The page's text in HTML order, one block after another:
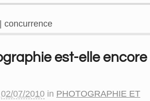
concurrence
est-elle encore
02/07/2010 in PHOTOGRAPHIE ET